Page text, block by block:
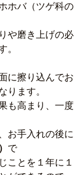
ホバ（ツゲ科の
や磨き上げの必
。
に擦り込んでお
ります。
も高まり、一度
お手入れの後に
で
ことを１年に１